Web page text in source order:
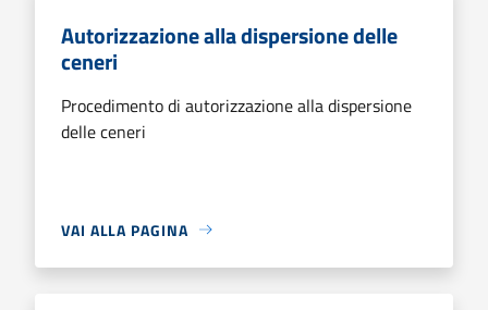
Autorizzazione alla dispersione delle
ceneri
Procedimento di autorizzazione alla dispersione
delle ceneri
VAI ALLA PAGINA